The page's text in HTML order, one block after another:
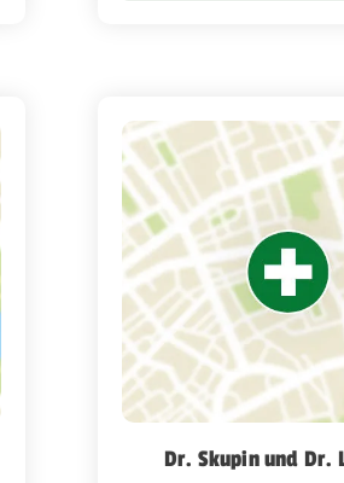
Dr. Skupin und Dr.